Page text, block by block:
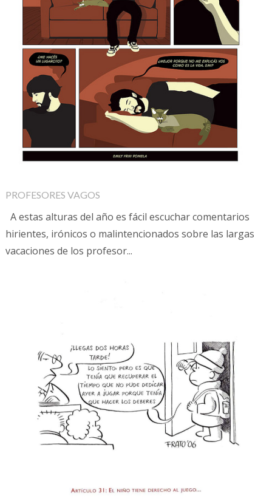
PROFESORES VAGOS
A estas alturas del año es fácil escuchar comentarios
hirientes, irónicos o malintencionados sobre las largas
vacaciones de los profesor...